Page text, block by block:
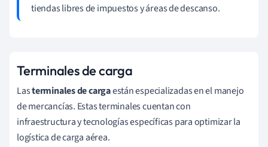
tiendas libres de impuestos y áreas de descanso.
Terminales de carga
Lasterminales de cargaestán especializadas en el manejo
de mercancías. Estas terminales cuentan con
infraestructura y tecnologías específicas para optimizar la
logística de carga aérea.